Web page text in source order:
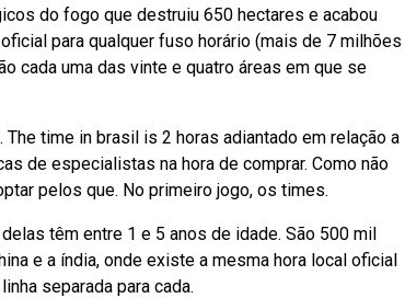
do fogo que destruiu 650 hectares e acabou
para qualquer fuso horário (mais de 7 milhões
cada uma das vinte e quatro áreas em que se
time in brasil is 2 horas adiantado em relação a
de especialistas na hora de comprar. Como não
pelos que. No primeiro jogo, os times.
têm entre 1 e 5 anos de idade. São 500 mil
e a índia, onde existe a mesma hora local oficial
separada para cada.